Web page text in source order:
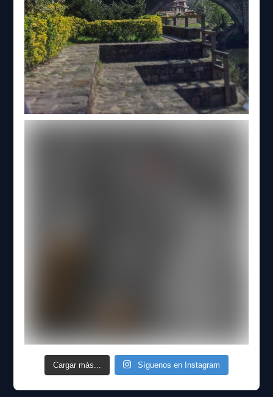
Cargar más... Síguenos en Instagram